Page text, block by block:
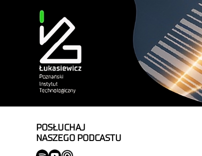
POSŁUCHAJ
NASZEGO PODCASTU